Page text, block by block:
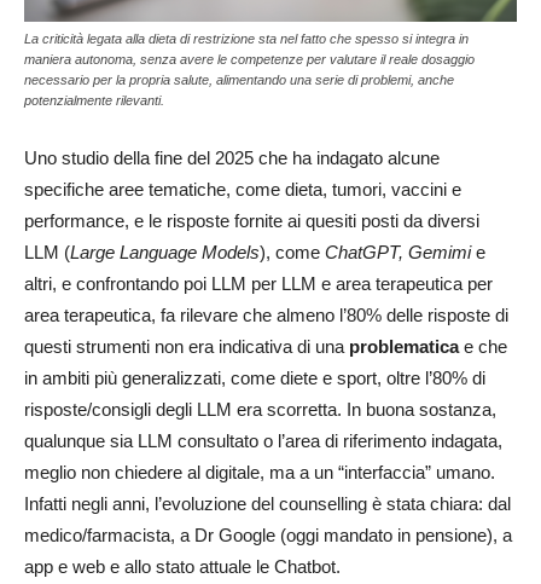
La criticità legata alla dieta di restrizione sta nel fatto che spesso si integra in
maniera autonoma, senza avere le competenze per valutare il reale dosaggio
necessario per la propria salute, alimentando una serie di problemi, anche
potenzialmente rilevanti.
Uno studio della fine del 2025 che ha indagato alcune
specifiche aree tematiche, come dieta, tumori, vaccini e
performance, e le risposte fornite ai quesiti posti da diversi
LLM (Large Language Models), come ChatGPT, Gemimie
altri, e confrontando poi LLM per LLM e area terapeutica per
area terapeutica, fa rilevare che almeno l’80% delle risposte di
questi strumenti non era indicativa di una problematicae che
in ambiti più generalizzati, come diete e sport, oltre l’80% di
risposte/consigli degli LLM era scorretta. In buona sostanza,
qualunque sia LLM consultato o l’area di riferimento indagata,
meglio non chiedere al digitale, ma a un “interfaccia” umano.
Infatti negli anni, l’evoluzione del counselling è stata chiara: dal
medico/farmacista, a Dr Google (oggi mandato in pensione), a
app e web e allo stato attuale le Chatbot.